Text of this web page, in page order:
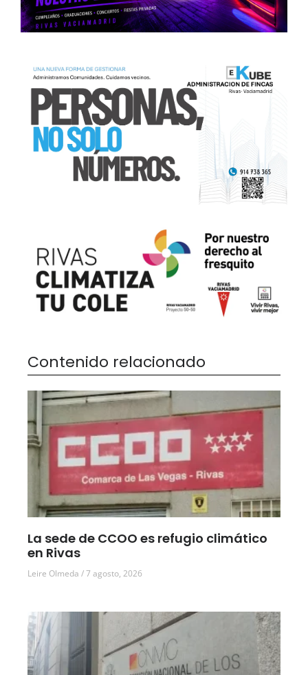
Contenido relacionado
La sede de CCOO es refugio climático
en Rivas
Leire Olmeda 7 agosto, 2026